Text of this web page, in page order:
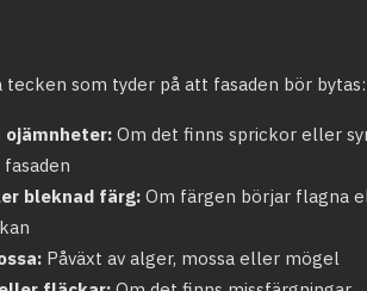
tecken som tyder på att fasaden bör bytas:
ojämnheter: Om det finns sprickor eller
bleknad färg: Om färgen börjar flagna
Påväxt av alger, mossa eller mögel